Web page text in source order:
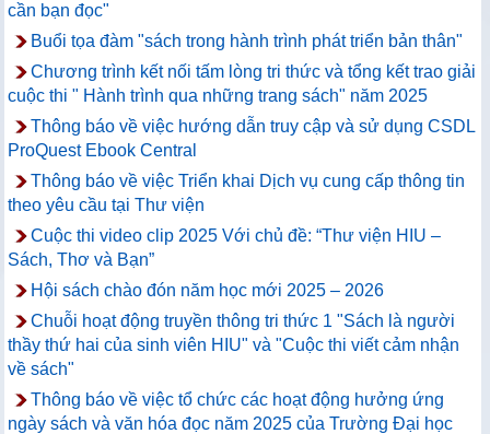
cần bạn đọc"
Buổi tọa đàm "sách trong hành trình phát triển bản thân"
Chương trình kết nối tấm lòng tri thức và tổng kết trao giải
cuộc thi " Hành trình qua những trang sách" năm 2025
Thông báo về việc hướng dẫn truy cập và sử dụng CSDL
ProQuest Ebook Central
Thông báo về việc Triển khai Dịch vụ cung cấp thông tin
theo yêu cầu tại Thư viện
Cuộc thi video clip 2025 Với chủ đề: “Thư viện HIU –
Sách, Thơ và Bạn”
Hội sách chào đón năm học mới 2025 – 2026
Chuỗi hoạt động truyền thông tri thức 1 "Sách là người
thầy thứ hai của sinh viên HIU" và "Cuộc thi viết cảm nhận
về sách"
Thông báo về việc tổ chức các hoạt động hưởng ứng
ngày sách và văn hóa đọc năm 2025 của Trường Đại học